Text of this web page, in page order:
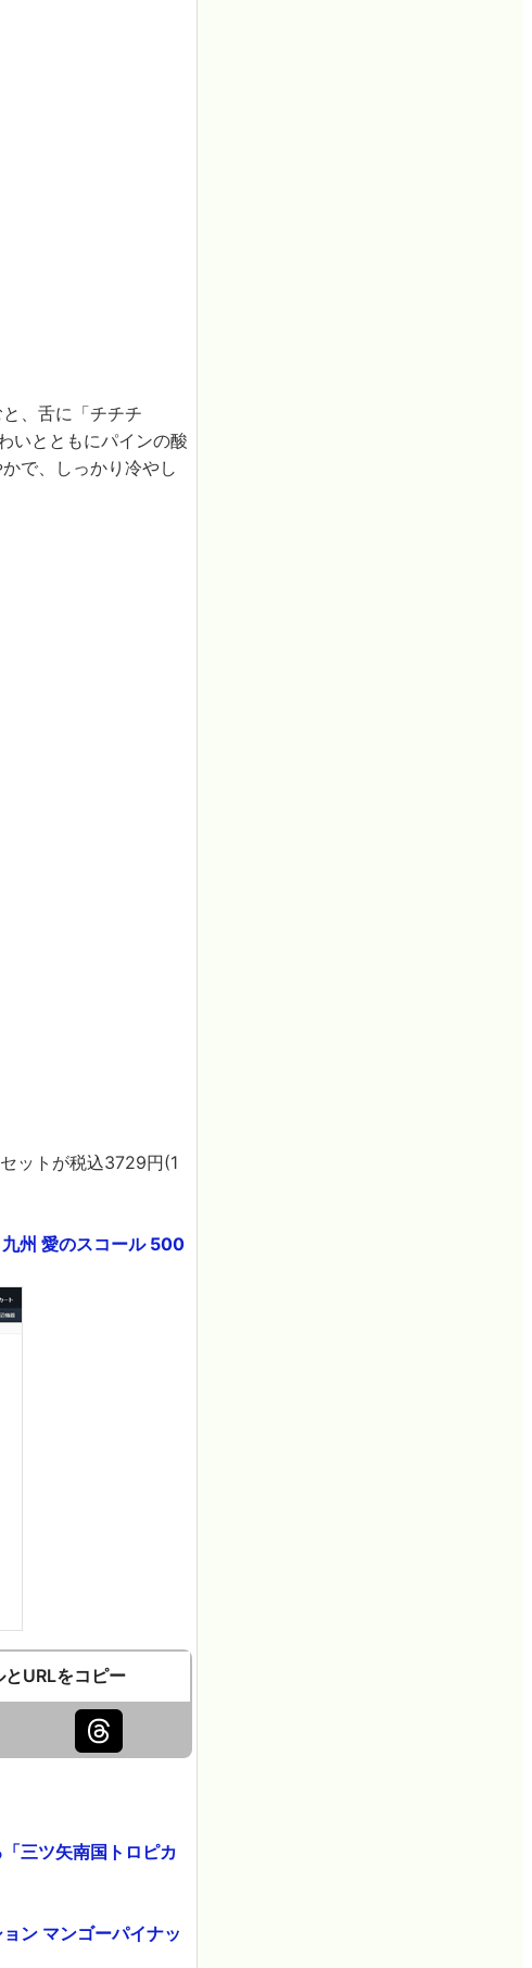
、舌に「チチチ
いとともにパインの酸
で、しっかり冷やし
ットが税込3729円(1
州 愛のスコール 500
URLをコピー
三ツ矢南国トロピカ
ン マンゴーパイナッ